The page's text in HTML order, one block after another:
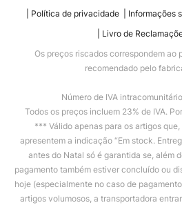
Política de privacidade
Informações
Livro de
Os preços riscados correspondem ao
recomendado pelo
Número de IVA
Todos os preços incluem 23% de IVA.
*** Válido apenas para os artigos
apresentem a indicação “Em stock.
antes do Natal só é garantida se, além
pagamento também estiver concluído ou
hoje (especialmente no caso de
artigos volumosos, a transportadora